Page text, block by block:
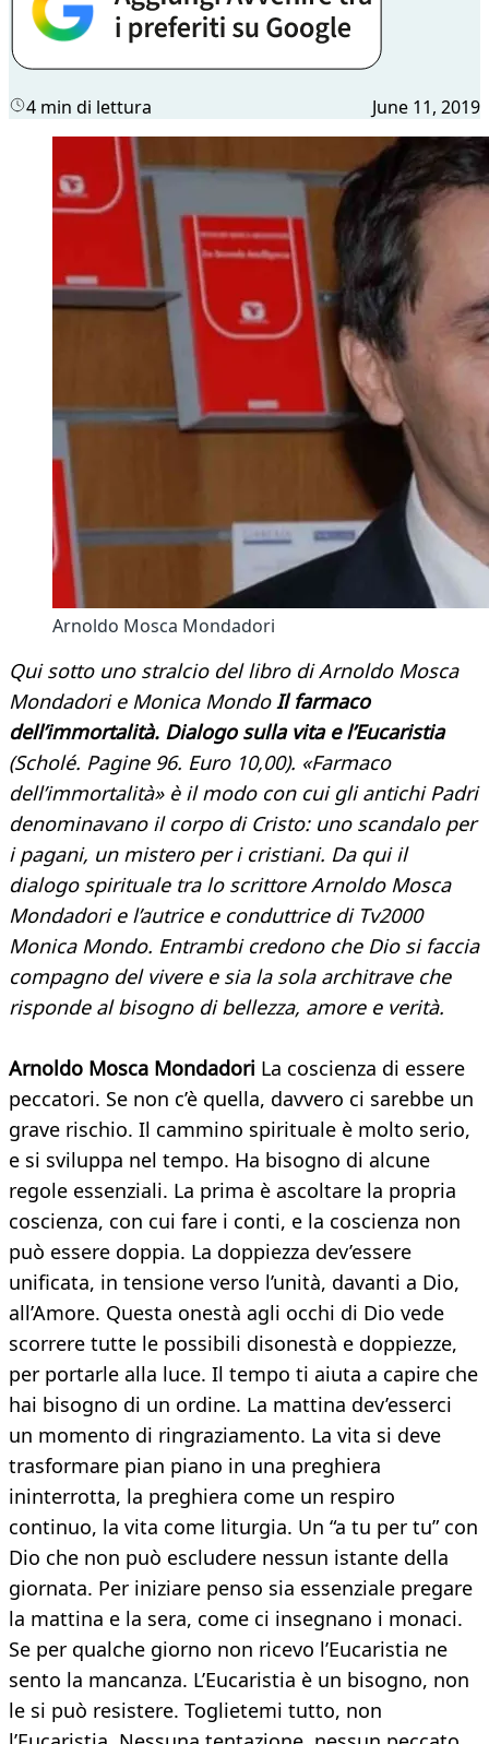
4 min di lettura June 11, 2019
Arnoldo Mosca Mondadori
Qui sotto uno stralcio del libro di Arnoldo Mosca
Mondadori e Monica MondoIl farmaco
dell’immortalità. Dialogo sulla vita e l’Eucaristia
(Scholé. Pagine 96. Euro 10,00). «Farmaco
dell’immortalità» è il modo con cui gli antichi Padri
denominavano il corpo di Cristo: uno scandalo per
i pagani, un mistero per i cristiani. Da qui il
dialogo spirituale tra lo scrittore Arnoldo Mosca
Mondadori e l’autrice e conduttrice di Tv2000
Monica Mondo. Entrambi credono che Dio si faccia
compagno del vivere e sia la sola architrave che
risponde al bisogno di bellezza, amore e verità.
Arnoldo Mosca Mondadori La coscienza di essere
peccatori. Se non c’è quella, davvero ci sarebbe un
grave rischio. Il cammino spirituale è molto serio,
e si sviluppa nel tempo. Ha bisogno di alcune
regole essenziali. La prima è ascoltare la propria
coscienza, con cui fare i conti, e la coscienza non
può essere doppia. La doppiezza dev’essere
unificata, in tensione verso l’unità, davanti a Dio,
all’Amore. Questa onestà agli occhi di Dio vede
scorrere tutte le possibili disonestà e doppiezze,
per portarle alla luce. Il tempo ti aiuta a capire che
hai bisogno di un ordine. La mattina dev’esserci
un momento di ringraziamento. La vita si deve
trasformare pian piano in una preghiera
ininterrotta, la preghiera come un respiro
continuo, la vita come liturgia. Un “a tu per tu” con
Dio che non può escludere nessun istante della
giornata. Per iniziare penso sia essenziale pregare
la mattina e la sera, come ci insegnano i monaci.
Se per qualche giorno non ricevo l’Eucaristia ne
sento la mancanza. L’Eucaristia è un bisogno, non
le si può resistere. Toglietemi tutto, non